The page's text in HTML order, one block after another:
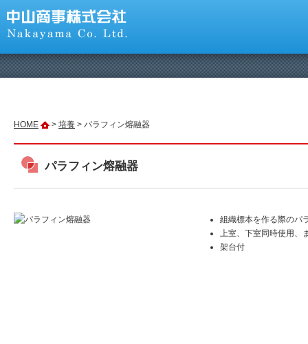
HOME > 培養 > パラフィン熔融器
パラフィン熔融器
組織標本を作る際のパ
上室、下室同時使用、
架台付